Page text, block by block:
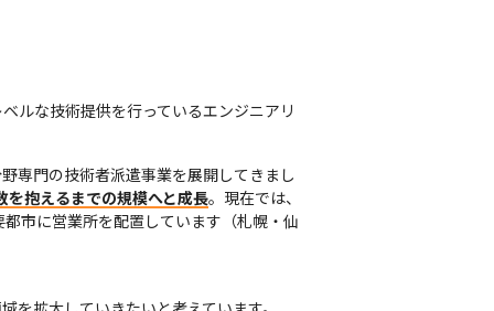
ルな技術提供を行っているエンジニアリ
専門の技術者派遣事業を展開してきまし
抱えるまでの規模へと成長。現在では、
市に営業所を配置しています（札幌・仙